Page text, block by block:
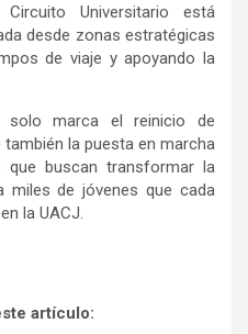
Universitario está
desde zonas estratégicas
de viaje y apoyando la
marca el reinicio de
la puesta en marcha
que buscan transformar la
miles de jóvenes que cada
la UACJ.
artículo: